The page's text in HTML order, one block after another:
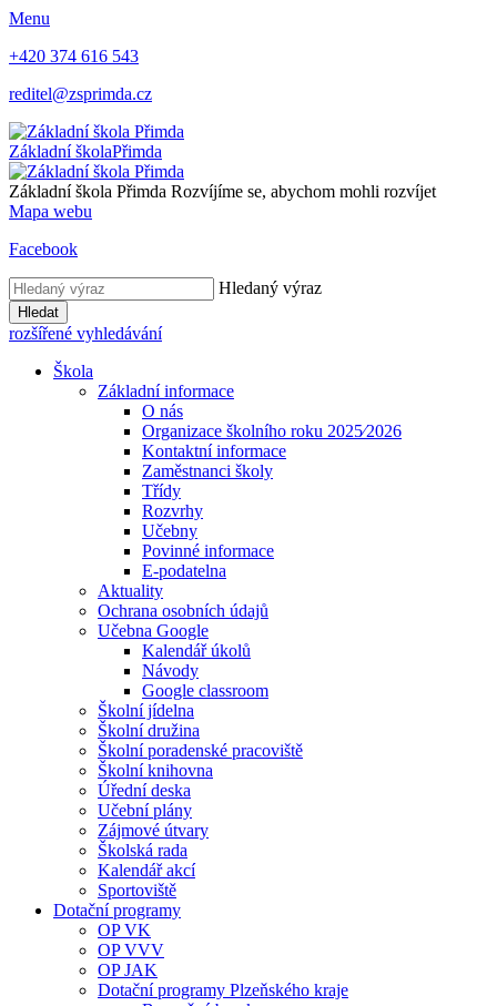
Menu
+420 374 616 543
reditel@zsprimda.cz
Základní školaPřimda
Základní škola Přimda Rozvíjíme se, abychom mohli rozvíjet
Mapa webu
Facebook
Hledaný výraz
Hledat
rozšířené vyhledávání
Škola
Základní informace
O nás
Organizace školního roku 2025⁄2026
Kontaktní informace
Zaměstnanci školy
Třídy
Rozvrhy
Učebny
Povinné informace
E-podatelna
Aktuality
Ochrana osobních údajů
Učebna Google
Kalendář úkolů
Návody
Google classroom
Školní jídelna
Školní družina
Školní poradenské pracoviště
Školní knihovna
Úřední deska
Učební plány
Zájmové útvary
Školská rada
Kalendář akcí
Sportoviště
Dotační programy
OP VK
OP VVV
OP JAK
Dotační programy Plzeňského kraje